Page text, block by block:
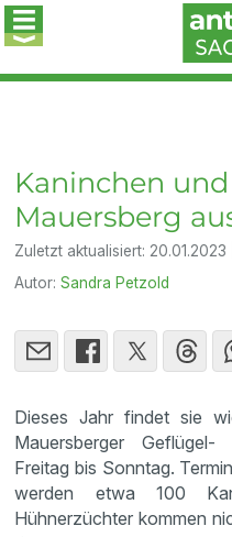
Kaninchen
Mauersberg
Zuletzt aktualisiert: 20.01.2023
Autor:Sandra Petzold
Dieses Jahr findet sie
Mauersberger
Freitag bis Sonntag.
werden etwa 100
Hühnerzüchter kommen